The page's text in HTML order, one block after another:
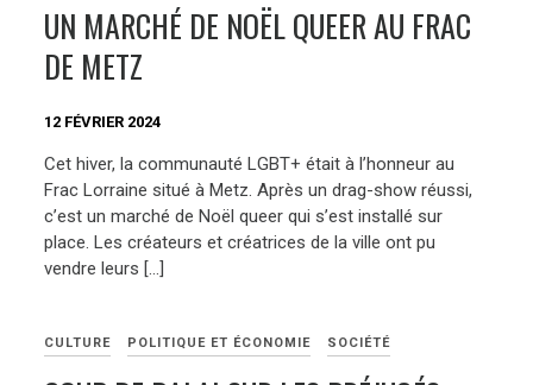
UN MARCHÉ DE NOËL QUEER AU FRAC
DE METZ
12 FÉVRIER 2024
Cet hiver, la communauté LGBT+ était à l’honneur au
Frac Lorraine situé à Metz. Après un drag-show réussi,
c’est un marché de Noël queer qui s’est installé sur
place. Les créateurs et créatrices de la ville ont pu
vendre leurs […]
CULTURE POLITIQUE ET ÉCONOMIE SOCIÉTÉ